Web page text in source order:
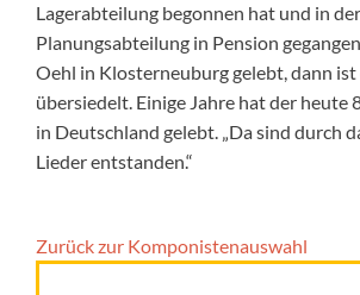
Lagerabteilung begonnen hat und in der
Planungsabteilung in Pension
Oehl in Klosterneuburg gelebt, dann ist
übersiedelt. Einige Jahre hat der heute
in Deutschland gelebt. „Da sind durch
Lieder entstanden.“
Zurück zur Komponisten­auswahl